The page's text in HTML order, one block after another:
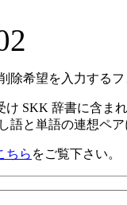
除希望を入力する
け SKK 辞書に含ま
語と単語の連想ペ
ちら をご覧下さい。